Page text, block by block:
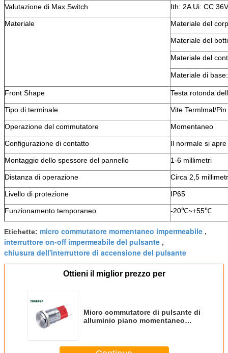
Valutazione di Max.Switch Ith: 2A Ui: CC 36V
Materiale Materiale del
Materiale del
Materiale del
Materiale di
Front Shape Testa rotonda
Tipo di terminale Vite Termlmal/
Operazione del commutatore Momentaneo
Configurazione di contatto Il normale si apre
Montaggio dello spessore del pannello 1-6 millimetri
Distanza di operazione Circa 2,5
Livello di protezione IP65
Funzionamento temporaneo -20℃~+55℃
Etichette: micro commutatore momentaneo impermeabile ,
interruttore on-off impermeabile del pulsante ,
chiusura dell'interruttore di accensione del pulsante
Ottieni il miglior prezzo per
Micro commutatore di pulsante di
alluminio piano momentaneo